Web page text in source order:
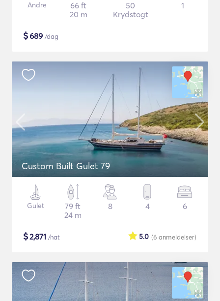
Andre
66 ft
20 m
50
Krydstogt
1
$689 /dag
Custom Built Gulet 79
Gulet
79 ft
24 m
8 4 6
$2,871 /nat (6 anmeldelser)
5.0